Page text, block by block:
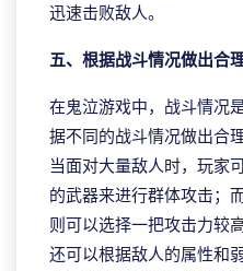
迅速击败敌人。
五、根据战斗情况做出合
在鬼泣游戏中，战斗情况
据不同的战斗情况做出合
当面对大量敌人时，玩家
的武器来进行群体攻击；
则可以选择一把攻击力较
还可以根据敌人的属性和